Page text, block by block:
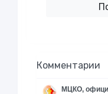
Комментарии
МЦКО,